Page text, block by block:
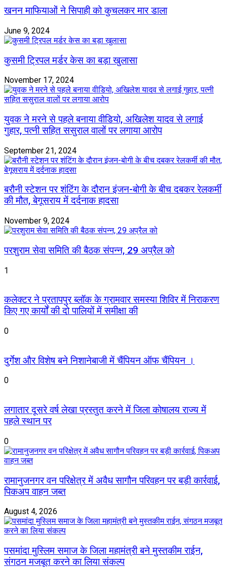
खनन माफियाओं ने सिपाही को कुचलकर मार डाला
June 9, 2024
कुसमी ट्रिपल मर्डर केस का बड़ा खुलासा
November 17, 2024
युवक ने मरने से पहले बनाया वीडियो, अखिलेश यादव से लगाई
गुहार, पत्नी सहित ससुराल वालों पर लगाया आरोप
September 21, 2024
बरौनी स्टेशन पर शंटिंग के दौरान इंजन-बोगी के बीच दबकर रेलकर्मी
की मौत, बेगूसराय में दर्दनाक हादसा
November 9, 2024
परशुराम सेवा समिति की बैठक संपन्न, 29 अप्रैल को
1
कलेक्टर ने प्रतापपुर ब्लॉक के ग्रामवार समस्या शिविर में निराकरण
किए गए कार्यों की दो पालियों में समीक्षा की
0
दुर्गेश और विशेष बने निशानेबाजी में चैंपियन ऑफ चैंपियन ।
0
लगातार दूसरे वर्ष लेखा प्रस्तुत करने में जिला कोषालय राज्य में
पहले स्थान पर
0
रामानुजनगर वन परिक्षेत्र में अवैध सागौन परिवहन पर बड़ी कार्रवाई,
पिकअप वाहन जब्त
August 4, 2026
पसमांदा मुस्लिम समाज के जिला महामंत्री बने मुस्तकीम राईन,
संगठन मजबूत करने का लिया संकल्प